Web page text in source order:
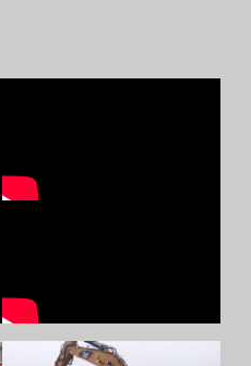
Show larger version